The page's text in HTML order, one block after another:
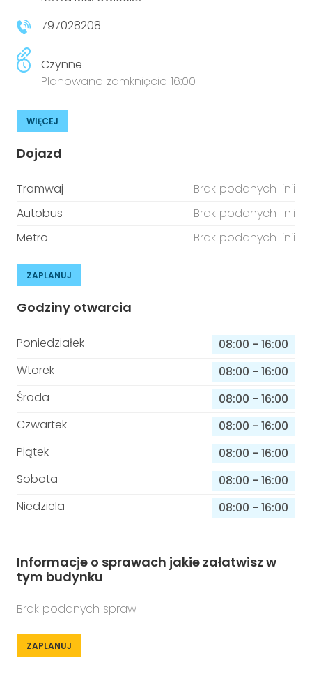
Prawo
Prawa osób z niepełnosprawnościami
Aktualności
797028208
Czynne
Planowane zamknięcie 16:00
WIĘCEJ
Dojazd
Tramwaj
Brak podanych linii
Autobus
Brak podanych linii
Metro
Brak podanych linii
ZAPLANUJ
Godziny otwarcia
Poniedziałek 08:00 - 16:00
Wtorek
08:00 - 16:00
Środa
08:00 - 16:00
Czwartek
08:00 - 16:00
Piątek
08:00 - 16:00
Sobota
08:00 - 16:00
Niedziela
08:00 - 16:00
Informacje o sprawach jakie załatwisz w
tym budynku
Brak podanych spraw
ZAPLANUJ